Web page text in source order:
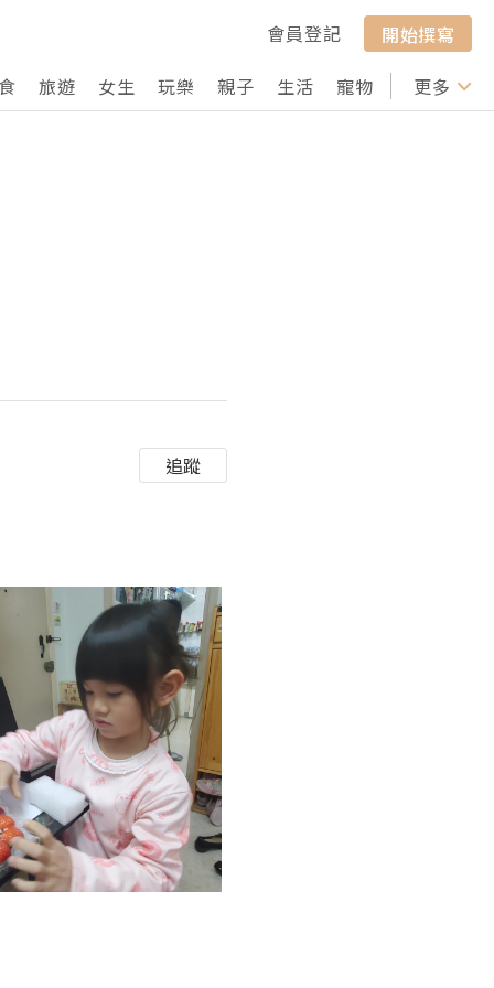
會員登記
開始撰寫
旅遊 女生 玩樂 親子 生活 寵物 行山 打卡
更多
追蹤